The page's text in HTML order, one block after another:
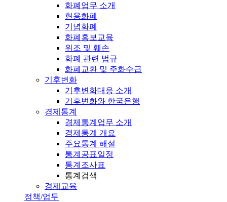
화폐업무 소개
현용화폐
기념화폐
화폐홍보교육
위조 및 훼손
화폐 관련 법규
화폐교환 및 주화수급
기후변화
기후변화대응 소개
기후변화와 한국은행
경제통계
경제통계업무 소개
경제통계 개요
주요통계 해설
통계공표일정
통계조사표
통계검색
경제교육
정책/업무